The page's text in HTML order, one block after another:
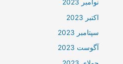
نوامبر 2023
اکتبر 2023
سپتامبر 2023
آگوست 2023